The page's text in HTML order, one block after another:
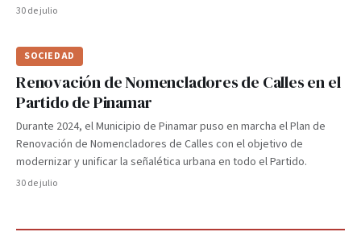
30 de julio
SOCIEDAD
Renovación de Nomencladores de Calles en el
Partido de Pinamar
Durante 2024, el Municipio de Pinamar puso en marcha el Plan de
Renovación de Nomencladores de Calles con el objetivo de
modernizar y unificar la señalética urbana en todo el Partido.
30 de julio